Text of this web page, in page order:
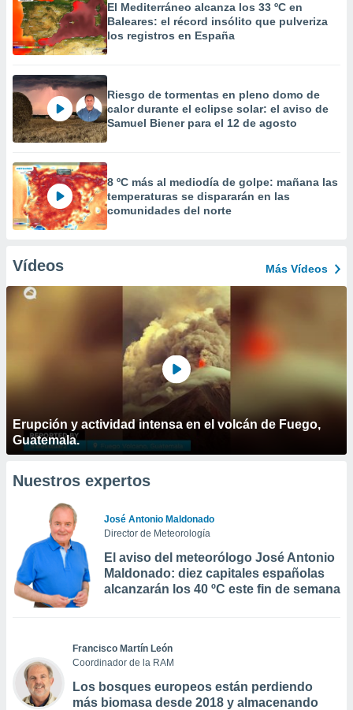
El Mediterráneo alcanza los 33 ºC en
Baleares: el récord insólito que pulveriza
los registros en España
Riesgo de tormentas en pleno domo de
calor durante el eclipse solar: el aviso de
Samuel Biener para el 12 de agosto
8 ºC más al mediodía de golpe: mañana las
temperaturas se dispararán en las
comunidades del norte
Vídeos Más Vídeos
Erupción y actividad intensa en el volcán de Fuego,
Guatemala.
Nuestros expertos
José Antonio Maldonado
Director de Meteorología
El aviso del meteorólogo José Antonio
Maldonado: diez capitales españolas
alcanzarán los 40 ºC este fin de semana
Francisco Martín León
Coordinador de la RAM
Los bosques europeos están perdiendo
más biomasa desde 2018 y almacenando